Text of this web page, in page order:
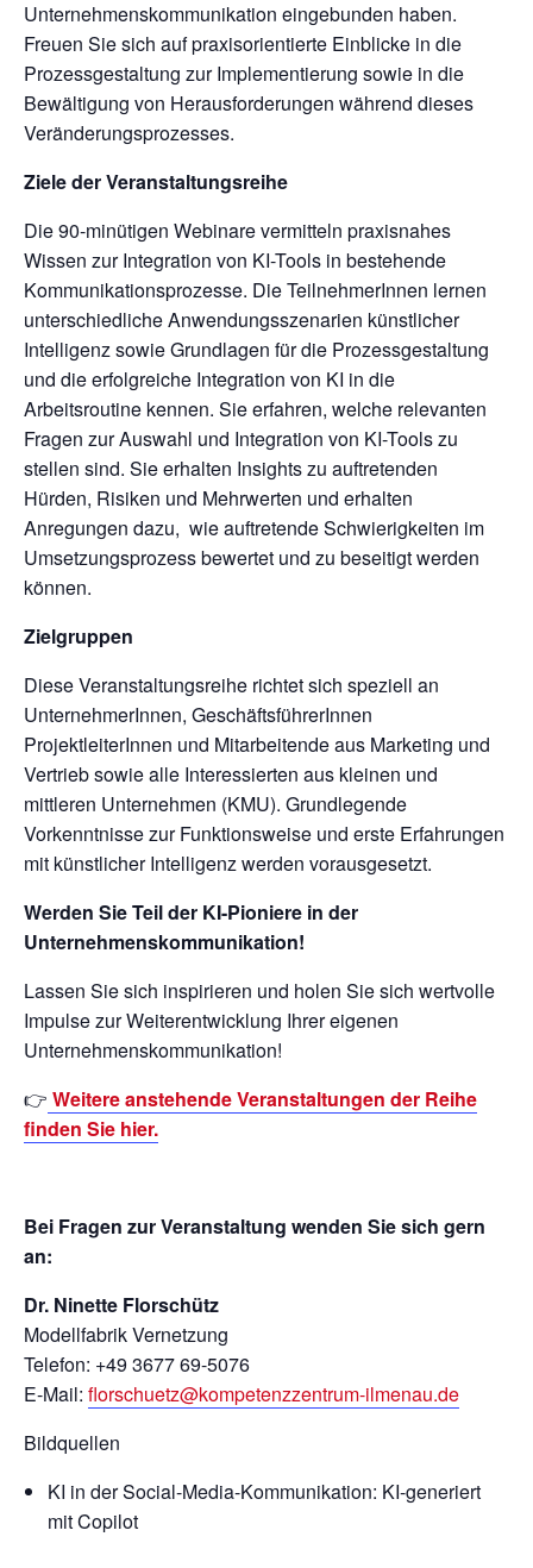
Unternehmenskommunikation eingebunden haben.
Freuen Sie sich auf praxisorientierte Einblicke in die
Prozessgestaltung zur Implementierung sowie in die
Bewältigung von Herausforderungen während dieses
Veränderungsprozesses.
Ziele der Veranstaltungsreihe
Die 90-minütigen Webinare vermitteln praxisnahes
Wissen zur Integration von KI-Tools in bestehende
Kommunikationsprozesse. Die TeilnehmerInnen lernen
unterschiedliche Anwendungsszenarien künstlicher
Intelligenz sowie Grundlagen für die Prozessgestaltung
und die erfolgreiche Integration von KI in die
Arbeitsroutine kennen. Sie erfahren, welche relevanten
Fragen zur Auswahl und Integration von KI-Tools zu
stellen sind. Sie erhalten Insights zu auftretenden
Hürden, Risiken und Mehrwerten und erhalten
Anregungen dazu, wie auftretende Schwierigkeiten im
Umsetzungsprozess bewertet und zu beseitigt werden
können.
Zielgruppen
Diese Veranstaltungsreihe richtet sich speziell an
UnternehmerInnen, GeschäftsführerInnen
ProjektleiterInnen und Mitarbeitende aus Marketing und
Vertrieb sowie alle Interessierten aus kleinen und
mittleren Unternehmen (KMU). Grundlegende
Vorkenntnisse zur Funktionsweise und erste Erfahrungen
mit künstlicher Intelligenz werden vorausgesetzt.
Werden Sie Teil der KI-Pioniere in der
Unternehmenskommunikation!
Lassen Sie sich inspirieren und holen Sie sich wertvolle
Impulse zur Weiterentwicklung Ihrer eigenen
Unternehmenskommunikation!
👉 Weitere anstehende Veranstaltungen der Reihe
finden Sie hier.
Bei Fragen zur Veranstaltung wenden Sie sich gern
an:
Dr. Ninette Florschütz
Modellfabrik Vernetzung
Telefon: +49 3677 69-5076
E-Mail: florschuetz@kompetenzzentrum-ilmenau.de
Bildquellen
KI in der Social-Media-Kommunikation: KI-generiert
mit Copilot